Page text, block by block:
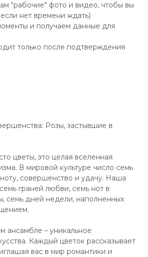
"рабочие" фото и видео, чтобы вы
нет времени ждать)
и получаем данные для
только после подтверждения
Розы, застывшие в
цветы, это целая вселенная
В мировой культуре число семь
совершенство и удачу. Наша
граней любви, семь нот в
семь дней недели, наполненных
ансамбле – уникальное
Каждый цветок рассказывает
вас в мир романтики и